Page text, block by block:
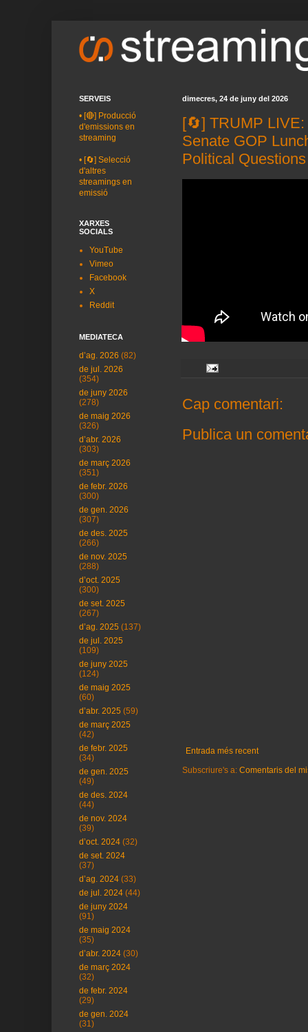
dimecres, 24 de juny del 2026
[🔄] TRUMP
Senate GOP
Political Questions
Cap comentari:
Publica un
Entrada més recent
Subscriure's a: Comentaris del
SERVEIS
• [🔴] Producció
d'emissions en
streaming
• [🔄] Selecció
d'altres
streamings en
emissió
XARXES
SOCIALS
YouTube
Vimeo
Facebook
X
Reddit
MEDIATECA
d’ag. 2026 (82)
de jul. 2026
(354)
de juny 2026
(278)
de maig 2026
(326)
d’abr. 2026
(303)
de març 2026
(351)
de febr. 2026
(300)
de gen. 2026
(307)
de des. 2025
(266)
de nov. 2025
(288)
d’oct. 2025
(300)
de set. 2025
(267)
d’ag. 2025 (137)
de jul. 2025
(109)
de juny 2025
(124)
de maig 2025
(60)
d’abr. 2025 (59)
de març 2025
(42)
de febr. 2025
(34)
de gen. 2025
(49)
de des. 2024
(44)
de nov. 2024
(39)
d’oct. 2024 (32)
de set. 2024
(37)
d’ag. 2024 (33)
de jul. 2024 (44)
de juny 2024
(91)
de maig 2024
(35)
d’abr. 2024 (30)
de març 2024
(32)
de febr. 2024
(29)
de gen. 2024
(31)